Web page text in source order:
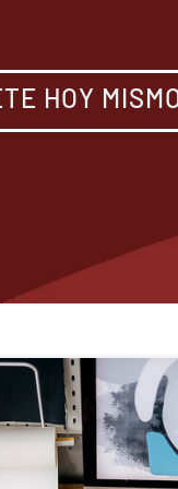
HOY